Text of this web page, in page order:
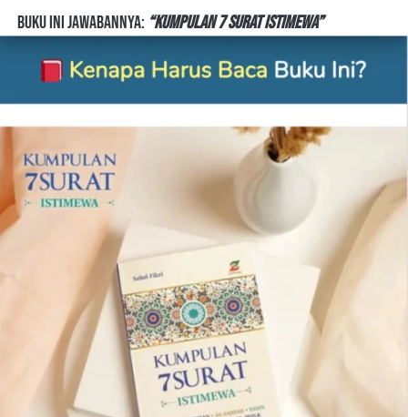
Buku ini jawabannya: “Kumpulan 7 Surat Istimewa”